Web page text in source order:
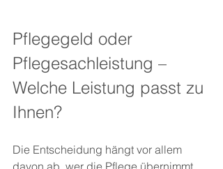
Pflegegeld oder
Pflegesachleistung –
Welche Leistung passt zu
Ihnen?
Die Entscheidung hängt vor allem